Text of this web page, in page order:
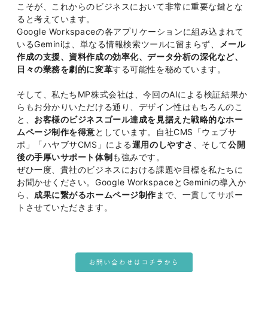
こそが、これからのビジネスにおいて非常に重要な鍵とな
ると考えています。
Google Workspaceの各アプリケーションに組み込まれて
いるGeminiは、単なる情報検索ツールに留まらず、
メール
作成の支援、資料作成の効率化、データ分析の深化など、
日々の業務を劇的に変革する可能性を秘めています。
そして、私たちMP株式会社は、今回のAIによる検証結果か
らもお分かりいただける通り、デザイン性はもちろんのこ
と、 お客様のビジネスゴール達成を見据えた戦略的なホー
ムページ制作を得意としています。自社CMS「ウェブサ
ポ」「ハヤブサCMS」による運用のしやすさ 、そして公開
後の手厚いサポート体制も強みです。
ぜひ一度、貴社のビジネスにおける課題や目標を私たちに
お聞かせください。Google WorkspaceとGeminiの導入か
ら、 成果に繋がるホームページ制作 まで、一貫してサポー
トさせていただきます。